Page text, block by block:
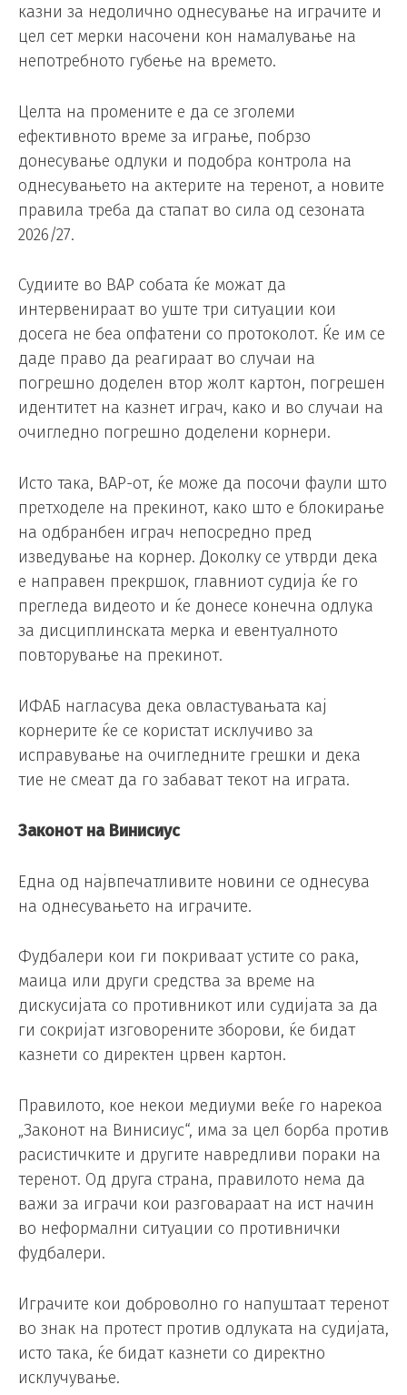
казни за недолично однесување на играчите и
цел сет мерки насочени кон намалување на
непотребното губење на времето.
Целта на промените е да се зголеми
ефективното време за играње, побрзо
донесување одлуки и подобра контрола на
однесувањето на актерите на теренот, а новите
правила треба да стапат во сила од сезоната
2026/27.
Судиите во ВАР собата ќе можат да
интервенираат во уште три ситуации кои
досега не беа опфатени со протоколот. Ќе им се
даде право да реагираат во случаи на
погрешно доделен втор жолт картон, погрешен
идентитет на казнет играч, како и во случаи на
очигледно погрешно доделени корнери.
Исто така, ВАР-от, ќе може да посочи фаули што
претходеле на прекинот, како што е блокирање
на одбранбен играч непосредно пред
изведување на корнер. Доколку се утврди дека
е направен прекршок, главниот судија ќе го
прегледа видеото и ќе донесе конечна одлука
за дисциплинската мерка и евентуалното
повторување на прекинот.
ИФАБ нагласува дека овластувањата кај
корнерите ќе се користат исклучиво за
исправување на очигледните грешки и дека
тие не смеат да го забават текот на играта.
Законот на Винисиус
Една од највпечатливите новини се однесува
на однесувањето на играчите.
Фудбалери кои ги покриваат устите со рака,
маица или други средства за време на
дискусијата со противникот или судијата за да
ги сокријат изговорените зборови, ќе бидат
казнети со директен црвен картон.
Правилото, кое некои медиуми веќе го нарекоа
„Законот на Винисиус“, има за цел борба против
расистичките и другите навредливи пораки на
теренот. Од друга страна, правилото нема да
важи за играчи кои разговараат на ист начин
во неформални ситуации со противнички
фудбалери.
Играчите кои доброволно го напуштаат теренот
во знак на протест против одлуката на судијата,
исто така, ќе бидат казнети со директно
исклучување.